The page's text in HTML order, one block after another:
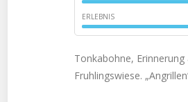
ERLEBNIS
Tonkabohne, Erinnerung
Fruhlingswiese.